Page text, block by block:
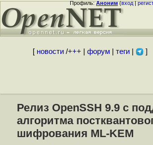
Профиль:Аноним(вход|
[ новости/+++ форум| теги| ]
Релиз OpenSSH 9.9 с
алгоритма
шифрования ML-KEM